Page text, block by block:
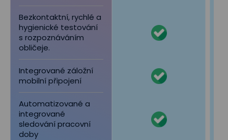
Bezkontaktní, rychlé a
hygienické testování
s rozpoznáváním
obličeje.
Integrované záložní
mobilní připojení
Automatizované a
integrované
sledování pracovní
doby